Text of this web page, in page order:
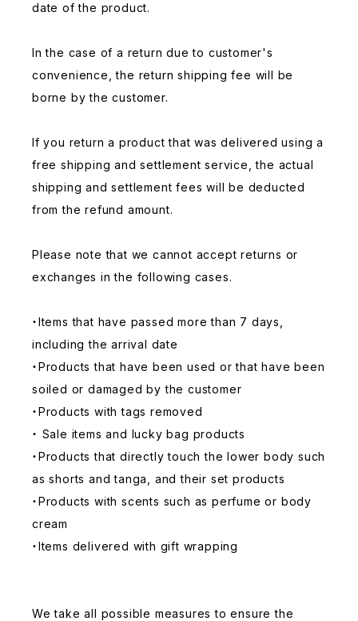
date of the product.
In the case of a return due to customer's
convenience, the return shipping fee will be
borne by the customer.
If you return a product that was delivered using a
free shipping and settlement service, the actual
shipping and settlement fees will be deducted
from the refund amount.
Please note that we cannot accept returns or
exchanges in the following cases.
・Items that have passed more than 7 days,
including the arrival date
・Products that have been used or that have been
soiled or damaged by the customer
・Products with tags removed
・ Sale items and lucky bag products
・Products that directly touch the lower body such
as shorts and tanga, and their set products
・Products with scents such as perfume or body
cream
・Items delivered with gift wrapping
We take all possible measures to ensure the